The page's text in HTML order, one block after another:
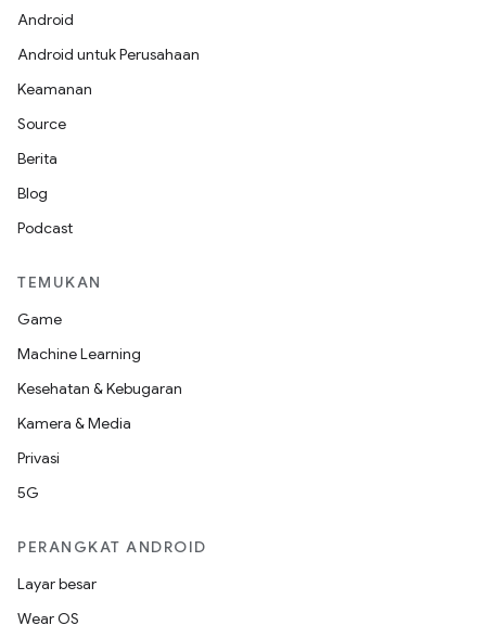
Android
Android untuk Perusahaan
Keamanan
Source
Berita
Blog
Podcast
TEMUKAN
Game
Machine Learning
Kesehatan & Kebugaran
Kamera & Media
Privasi
5G
PERANGKAT ANDROID
Layar besar
Wear OS